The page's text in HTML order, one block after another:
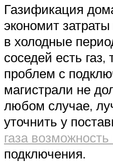
Газификация
экономит
в холодные
соседей есть газ,
проблем с
магистрали не
любом случае,
уточнить у
газа
подключения.